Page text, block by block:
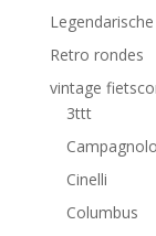
Retro rondes
vintage
3ttt
Campagnolo
Cinelli
Columbus